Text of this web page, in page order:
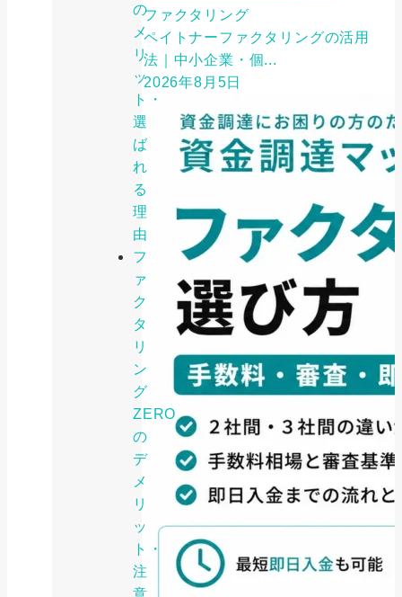
の
メ
リ
ッ
ト・
選
ば
れ
る
理
由
フ
ァ
ク
タ
リ
ン
グ
ZERO
の
デ
メ
リ
ッ
ト・
注
意
ファクタリング
ペイトナーファクタリングの活用
法｜中小企業・個...
2026年8月5日